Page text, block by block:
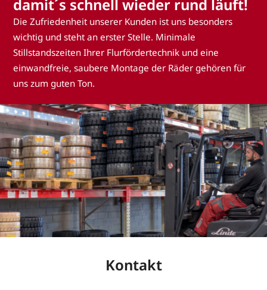
damit´s schnell wieder rund läuft!
Die Zufriedenheit unserer Kunden ist uns besonders
wichtig und steht an erster Stelle. Minimale
Stillstandszeiten Ihrer Flurfördertechnik und eine
einwandfreie, saubere Montage der Räder gehören für
uns zum guten Ton.
Kontakt